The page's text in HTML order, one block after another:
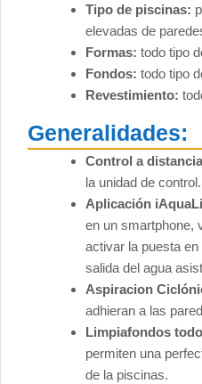
Tipo de piscinas:
elevadas de
Formas: todo tipo
Fondos: todo tipo
Revestimiento:
Generalidades:
Control a
la unidad de control.
Aplicación
en un smartphone,
activar la puesta
salida del agua
Aspiracion
adhieran a las
Limpiafondos
permiten una
de la piscinas.